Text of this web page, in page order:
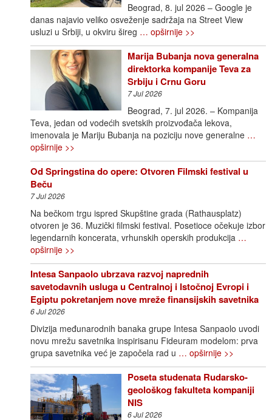
Beograd, 8. jul 2026 – Google je
danas najavio veliko osveženje sadržaja na Street View
usluzi u Srbiji, u okviru šireg … opširnije >>
Marija Bubanja nova generalna
direktorka kompanije Teva za
Srbiju i Crnu Goru
7 Jul 2026
Beograd, 7. jul 2026. – Kompanija
Teva, jedan od vodećih svetskih proizvođača lekova,
imenovala je Mariju Bubanja na poziciju nove generalne …
opširnije >>
Od Springstina do opere: Otvoren Filmski festival u
Beču
7 Jul 2026
Na bečkom trgu ispred Skupštine grada (Rathausplatz)
otvoren je 36. Muzički filmski festival. Posetioce očekuje izbor
legendarnih koncerata, vrhunskih operskih produkcija …
opširnije >>
Intesa Sanpaolo ubrzava razvoj naprednih
savetodavnih usluga u Centralnoj i Istočnoj Evropi i
Egiptu pokretanjem nove mreže finansijskih savetnika
6 Jul 2026
Divizija međunarodnih banaka grupe Intesa Sanpaolo uvodi
novu mrežu savetnika inspirisanu Fideuram modelom: prva
grupa savetnika već je započela rad u … opširnije >>
Poseta studenata Rudarsko-
geološkog fakulteta kompaniji
NIS
6 Jul 2026